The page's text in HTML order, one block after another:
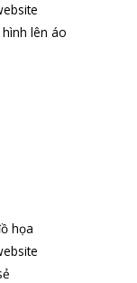
lên áo
họa